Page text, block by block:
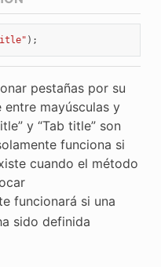
);
pestañas por su
mayúsculas y
y “Tab title” son
funciona si
cuando el método
funcionará si una
sido definida